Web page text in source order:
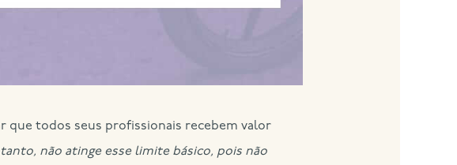
que todos seus profissionais recebem valor
não atinge esse limite básico, pois não